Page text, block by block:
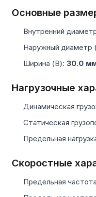
Основные
Внутренний
Наружный диаметр
Ширина (B): 30.0
Нагрузочные
Динамическая
Статическая
Предельная
Скоростные
Предельная